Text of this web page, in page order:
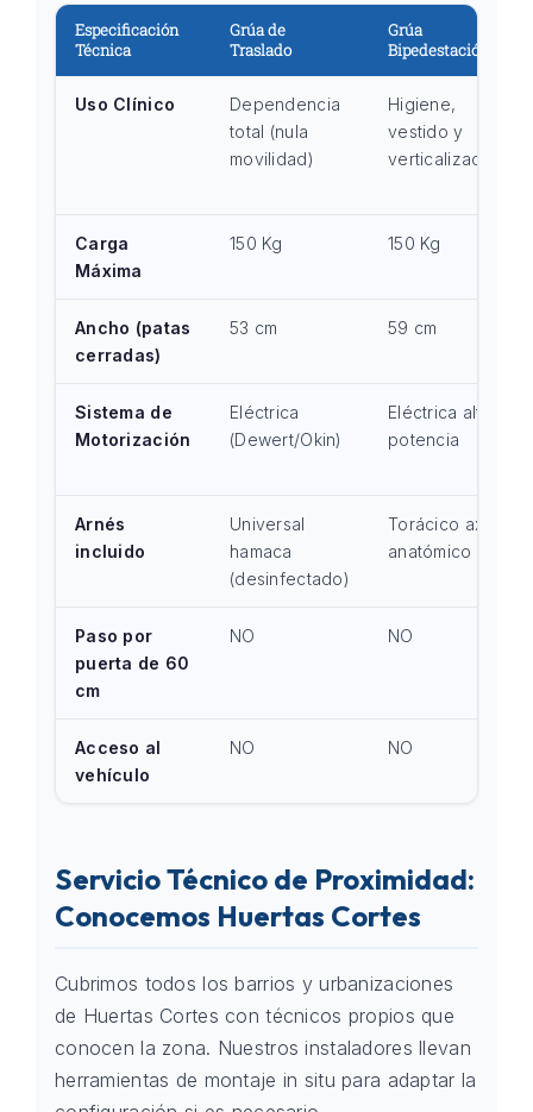
Especificación
Técnica
Grúa de
Traslado
Grúa
Bipedestación
Uso Clínico
Dependencia
total (nula
movilidad)
Higiene,
vestido y
verticalización
Carga
Máxima
150 Kg 150 Kg
Ancho (patas
cerradas)
53 cm 59 cm
Sistema de
Motorización
Eléctrica
(Dewert/Okin)
Eléctrica alta
potencia
Arnés
incluido
Universal
hamaca
(desinfectado)
Torácico axial
anatómico
Paso por
puerta de 60
cm
NO NO
Acceso al
vehículo
NO NO
Servicio Técnico de Proximidad:
Conocemos Huertas Cortes
Cubrimos todos los barrios y urbanizaciones
de Huertas Cortes con técnicos propios que
conocen la zona. Nuestros instaladores llevan
herramientas de montaje in situ para adaptar la